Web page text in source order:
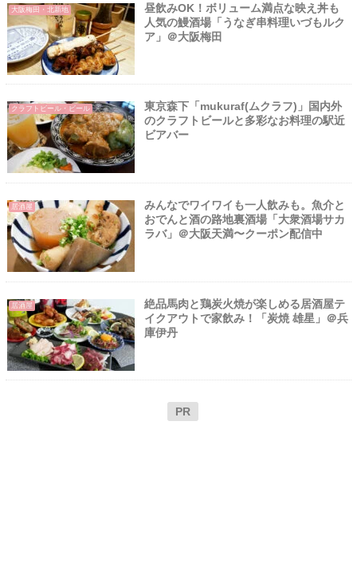
大阪梅田・北新地
昼飲みOK！ボリューム満点な映え丼も
人気の鰻酒場「うなぎ串料理いづもルク
ア」＠大阪梅田
クラフトビール・ビール
東京森下「mukuraf(ムクラフ)」国内外
のクラフトビールと多彩なお料理の駅近
ビアバー
居酒屋
みんなでワイワイも一人飲みも。魚介と
おでんと酒の路地裏酒場「大衆酒場サカ
ラバ」＠大阪天満〜クーポン配信中
居酒屋
絶品馬肉と鶏炭火焼が楽しめる居酒屋テ
イクアウトで家飲み！「炭焼 雄星」＠兵
庫伊丹
PR